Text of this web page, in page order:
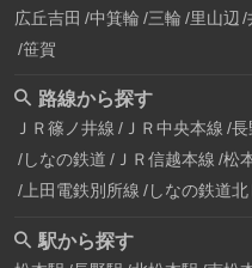
広丘吉田 中箕輪 三輪 里山辺
笹賀
路線から探す
ＪＲ篠ノ井線 ＪＲ中央本線 長
しなの鉄道 ＪＲ信越本線 松
上田電鉄別所線 しなの鉄道北
駅から探す